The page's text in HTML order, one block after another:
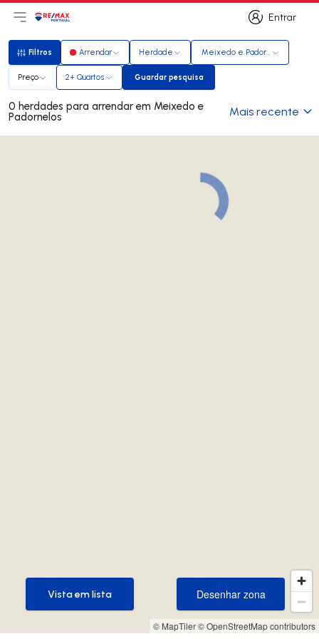
Entrar
Entrar
Abri menu principal
LogoIr para página inicial
Filtros
Filtros Arrendar Herdade Meixedo e Padornelos
Preço 2+ Quartos Guardar pesquisa
Guardar pesquisa
0 herdades para arrendar em Meixedo e
Padornelos Mais recente
© MapTiler© OpenStreetMap contributors
Desenhar zona
Desenhar zona
Vista em lista
Vista em lista